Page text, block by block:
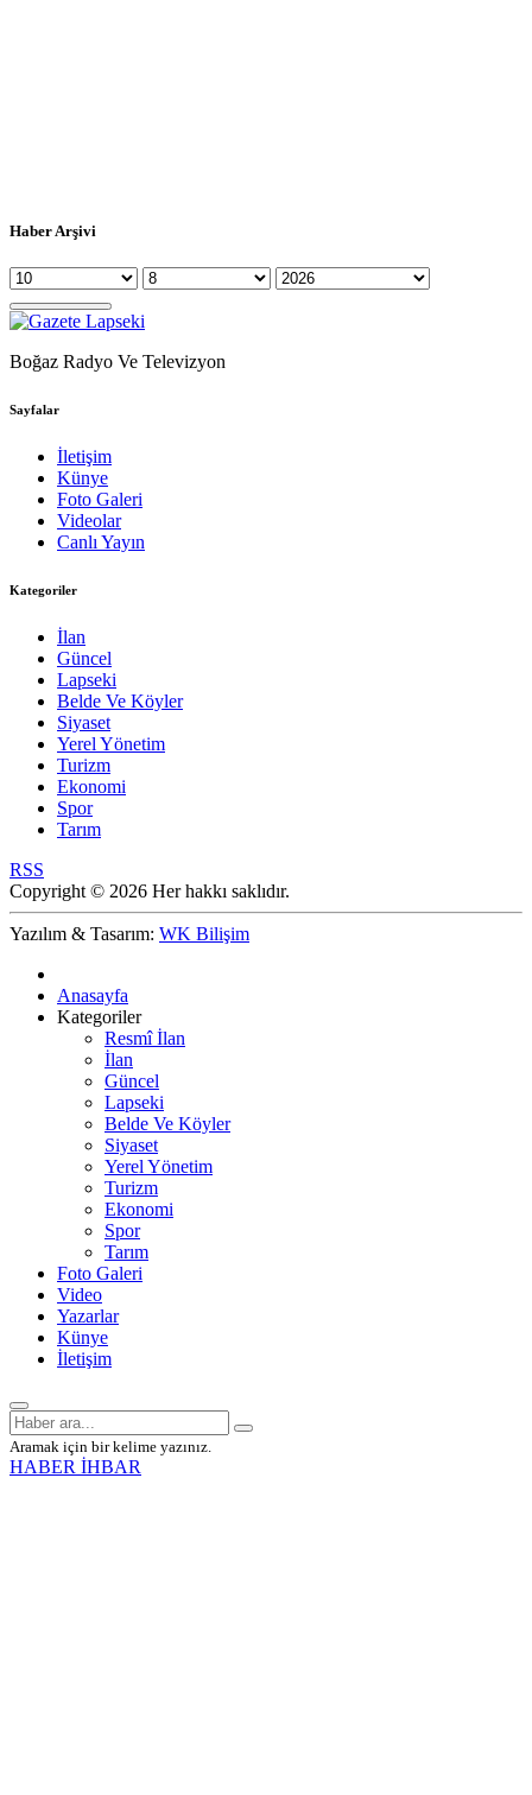
Haber Arşivi
Boğaz Radyo Ve Televizyon
Sayfalar
İletişim
Künye
Foto Galeri
Videolar
Canlı Yayın
Kategoriler
İlan
Güncel
Lapseki
Belde Ve Köyler
Siyaset
Yerel Yönetim
Turizm
Ekonomi
Spor
Tarım
RSS
Copyright © 2026 Her hakkı saklıdır.
Yazılım & Tasarım: WK Bilişim
Anasayfa
Kategoriler
Resmî İlan
İlan
Güncel
Lapseki
Belde Ve Köyler
Siyaset
Yerel Yönetim
Turizm
Ekonomi
Spor
Tarım
Foto Galeri
Video
Yazarlar
Künye
İletişim
Aramak için bir kelime yazınız.
HABER İHBAR